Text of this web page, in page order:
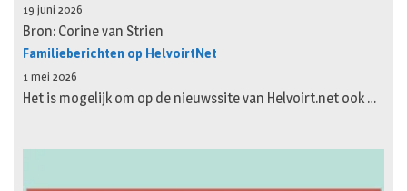
19 juni 2026
Bron: Corine van Strien
Familieberichten op HelvoirtNet
1 mei 2026
Het is mogelijk om op de nieuwssite van Helvoirt.net ook …